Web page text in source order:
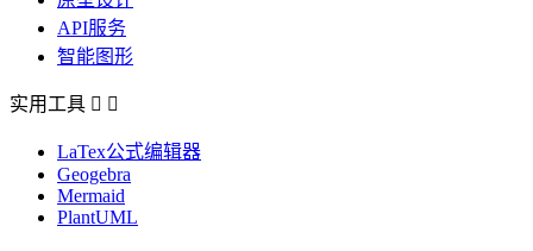
API服务
智能图形
实用工具  
LaTex公式编辑器
Geogebra
Mermaid
PlantUML